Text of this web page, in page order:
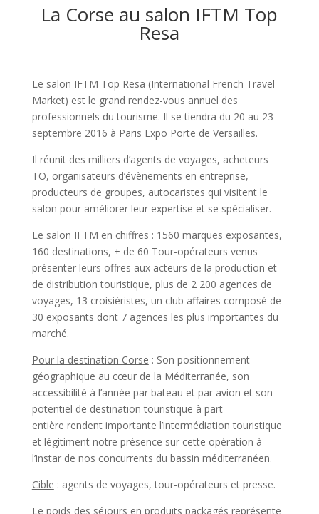
La Corse au salon IFTM Top
Resa
Le salon IFTM Top Resa (International French Travel
Market) est le grand rendez-vous annuel des
professionnels du tourisme. Il se tiendra du 20 au 23
septembre 2016 à Paris Expo Porte de Versailles.
Il réunit des milliers d’agents de voyages, acheteurs
TO, organisateurs d’évènements en entreprise,
producteurs de groupes, autocaristes qui visitent le
salon pour améliorer leur expertise et se spécialiser.
Le salon IFTM en chiffres : 1560 marques exposantes,
160 destinations, + de 60 Tour-opérateurs venus
présenter leurs offres aux acteurs de la production et
de distribution touristique, plus de 2 200 agences de
voyages, 13 croisiéristes, un club affaires composé de
30 exposants dont 7 agences les plus importantes du
marché.
Pour la destination Corse : Son positionnement
géographique au cœur de la Méditerranée, son
accessibilité à l’année par bateau et par avion et son
potentiel de destination touristique à part
entière rendent importante l’intermédiation touristique
et légitiment notre présence sur cette opération à
l’instar de nos concurrents du bassin méditerranéen.
Cible : agents de voyages, tour-opérateurs et presse.
Le poids des séjours en produits packagés représente